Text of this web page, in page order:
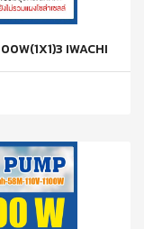
IWACHI